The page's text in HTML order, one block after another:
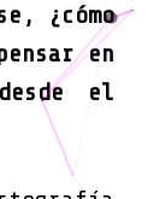
¿cómo
en
el